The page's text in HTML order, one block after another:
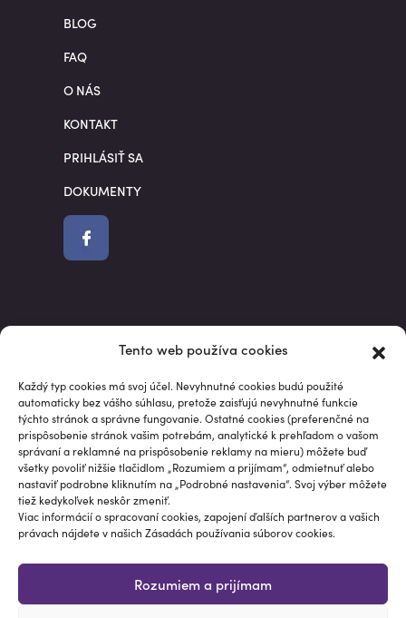
Tento web používa cookies
Každý typ cookies má svoj účel. Nevyhnutné cookies budú použité
automaticky bez vášho súhlasu, pretože zaisťujú nevyhnutné funkcie
týchto stránok a správne fungovanie. Ostatné cookies (preferenčné na
prispôsobenie stránok vašim potrebám, analytické k prehľadom o vašom
správaní a reklamné na prispôsobenie reklamy na mieru) môžete buď
všetky povoliť nižšie tlačidlom „Rozumiem a prijímam“, odmietnuť alebo
nastaviť podrobne kliknutím na „Podrobné nastavenia“. Svoj výber môžete
tiež kedykoľvek neskôr zmeniť.
Viac informácií o spracovaní cookies, zapojení ďalších partnerov a vašich
právach nájdete v našich Zásadách používania súborov cookies.
Rozumiem a prijímam
BLOG
FAQ
O NÁS
KONTAKT
PRIHLÁSIŤ SA
DOKUMENTY
S investovaním je spojené riziko. Hodnota investície môže v
priebehu jej trvania kolísať, niekedy aj výrazne. Údaje o
minulej výkonnosti nie sú spoľahlivým ukazovateľom pre
budúce výkonnosti. Informácie na tejto stránke, vrátane
analýz, výkonností a vzorových portfólií, sú poskytované „ako
sú“, neslúžia k poskytovaniu investičného poradenstva a
nepredstavujú odporúčanie ani výzvu na nákup, predaj alebo
podržanie konkrétneho finančného nástroja ako vhodného
pre konkrétneho investora.